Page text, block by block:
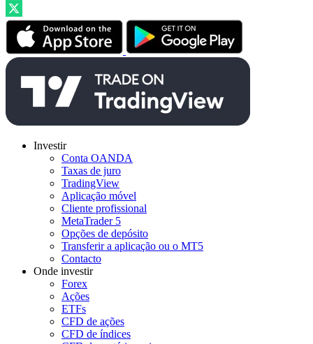
Investir
Conta OANDA
Taxas de juro
TradingView
Aplicação móvel
Cliente profissional
MetaTrader 5
Opções de depósito
Transferir a aplicação ou o MT5
Contacto
Onde investir
Forex
Ações
ETFs
CFD de ações
CFD de índices